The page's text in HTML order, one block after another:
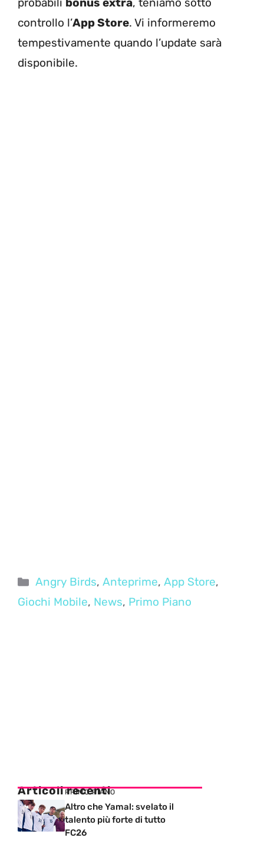
controllo l’App Store. Vi informeremo
tempestivamente quando l’update sarà
disponibile.
Categorie
Angry Birds,Anteprime,App Store,
Giochi Mobile, News, Primo Piano
Articoli recenti
PRIMO PIANO
Altro che Yamal: svelato il
talento più forte di tutto
FC26